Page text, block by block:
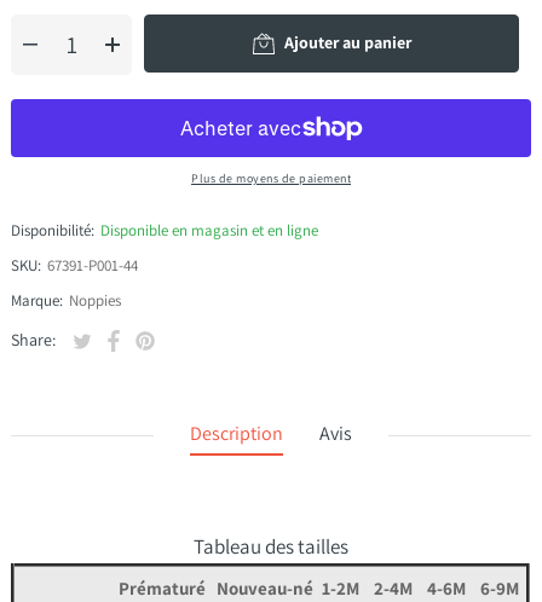
Ajouter au panier
Plus de moyens de paiement
Disponibilité: Disponible en magasin et en ligne
SKU: 67391-P001-44
Marque: Noppies
Share: Tweeter sur Twitter
S'ouvre dans une nouvelle fenêtre.
Partager sur Facebook
S'ouvre dans une nouvelle fenêtre.
Épingler sur Pinterest
S'ouvre dans une nouvelle fenêtre.
Description Avis
Tableau des tailles
Prématuré Nouveau-né 1-2M 2-4M 4-6M
6-9M